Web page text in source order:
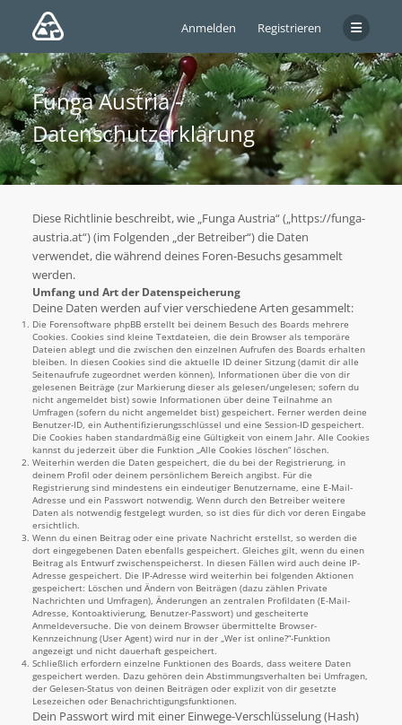
Anmelden Registrieren
Funga Austria -
Datenschutzerklärung
Diese Richtlinie beschreibt, wie „Funga Austria“ („https://funga-
austria.at“) (im Folgenden „der Betreiber“) die Daten
verwendet, die während deines Foren-Besuchs gesammelt
werden.
Umfang und Art der Datenspeicherung
Deine Daten werden auf vier verschiedene Arten gesammelt:
Die Forensoftware phpBB erstellt bei deinem Besuch des Boards mehrere
Cookies. Cookies sind kleine Textdateien, die dein Browser als temporäre
Dateien ablegt und die zwischen den einzelnen Aufrufen des Boards erhalten
bleiben. In diesen Cookies sind die aktuelle ID deiner Sitzung (damit dir alle
Seitenaufrufe zugeordnet werden können), Informationen über die von dir
gelesenen Beiträge (zur Markierung dieser als gelesen/ungelesen; sofern du
nicht angemeldet bist) sowie Informationen über deine Teilnahme an
Umfragen (sofern du nicht angemeldet bist) gespeichert. Ferner werden deine
Benutzer-ID, ein Authentifizierungsschlüssel und eine Session-ID gespeichert.
Die Cookies haben standardmäßig eine Gültigkeit von einem Jahr. Alle Cookies
kannst du jederzeit über die Funktion „Alle Cookies löschen“ löschen.
Weiterhin werden die Daten gespeichert, die du bei der Registrierung, in
deinem Profil oder deinem persönlichem Bereich angibst. Für die
Registrierung sind mindestens ein eindeutiger Benutzername, eine E-Mail-
Adresse und ein Passwort notwendig. Wenn durch den Betreiber weitere
Daten als notwendig festgelegt wurden, so ist dies für dich vor deren Eingabe
ersichtlich.
Wenn du einen Beitrag oder eine private Nachricht erstellst, so werden die
dort eingegebenen Daten ebenfalls gespeichert. Gleiches gilt, wenn du einen
Beitrag als Entwurf zwischenspeicherst. In diesen Fällen wird auch deine IP-
Adresse gespeichert. Die IP-Adresse wird weiterhin bei folgenden Aktionen
gespeichert: Löschen und Ändern von Beiträgen (dazu zählen Private
Nachrichten und Umfragen), Änderungen an zentralen Profildaten (E-Mail-
Adresse, Kontoaktivierung, Benutzer-Passwort) und gescheiterte
Anmeldeversuche. Die von deinem Browser übermittelte Browser-
Kennzeichnung (User Agent) wird nur in der „Wer ist online?“-Funktion
angezeigt und nicht dauerhaft gespeichert.
Schließlich erfordern einzelne Funktionen des Boards, dass weitere Daten
gespeichert werden. Dazu gehören dein Abstimmungsverhalten bei Umfragen,
der Gelesen-Status von deinen Beiträgen oder explizit von dir gesetzte
Lesezeichen oder Benachrichtigungsfunktionen.
Dein Passwort wird mit einer Einwege-Verschlüsselung (Hash)